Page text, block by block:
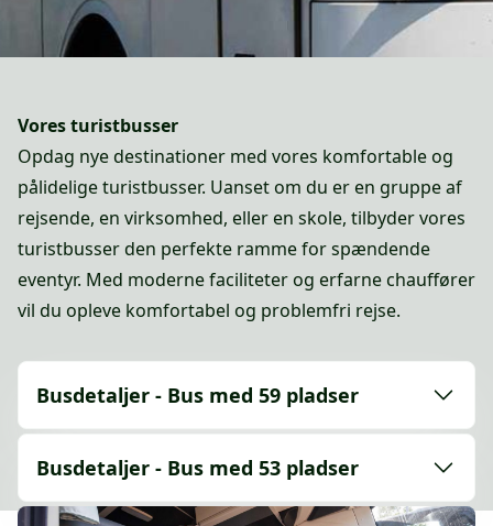
Vores turistbusser
Opdag nye destinationer med vores komfortable og
pålidelige turistbusser. Uanset om du er en gruppe af
rejsende, en virksomhed, eller en skole, tilbyder vores
turistbusser den perfekte ramme for spændende
eventyr. Med moderne faciliteter og erfarne chauffører
vil du opleve komfortabel og problemfri rejse.
Busdetaljer - Bus med 59 pladser
Busdetaljer - Bus med 53 pladser